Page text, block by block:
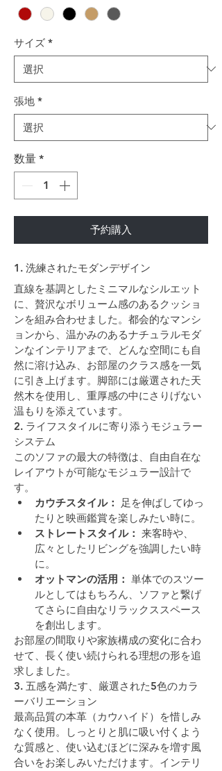
サイズ *
張地 *
数量 *
予約購入
1. 洗練されたモダンデザイン
直線を基調としたミニマルなシルエット
に、贅沢なボリューム感のあるクッショ
ンを組み合わせました。都会的なマンシ
ョンから、温かみのあるナチュラルモダ
ンなインテリアまで、どんな空間にも自
然に溶け込み、お部屋のクラス感を一気
に引き上げます。脚部には厳選された天
然木を使用し、重厚感の中にさりげない
温もりを添えています。
2. ライフスタイルに寄り添うモジュラー
システム
このソファの最大の特徴は、自由自在な
レイアウトが可能なモジュラー設計で
す。
カウチスタイル： 足を伸ばしてゆっ
たりと映画鑑賞を楽しみたい時に。
ストレートスタイル： 来客時や、
広々としたリビングを強調したい時
に。
オットマンの活用： 単体でのスツー
ルとしてはもちろん、ソファと繋げ
てさらに自由なリラックススペース
を創出します。
お部屋の間取りや家族構成の変化に合わ
せて、長く使い続けられる理想の形を追
求しました。
3. 五感を満たす、厳選された5色のカラ
ーバリエーション
最高品質の本革（カウハイド）を惜しみ
なく使用。しっとりと肌に吸い付くよう
な質感と、使い込むほどに深みを増す風
合いをお楽しみいただけます。インテリ